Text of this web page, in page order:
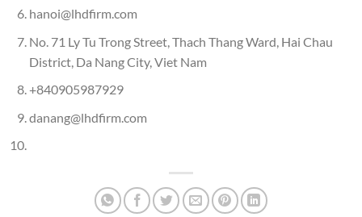
hanoi@lhdfirm.com
No. 71 Ly Tu Trong Street, Thach Thang Ward, Hai Chau
District, Da Nang City, Viet Nam
+840905987929
danang@lhdfirm.com